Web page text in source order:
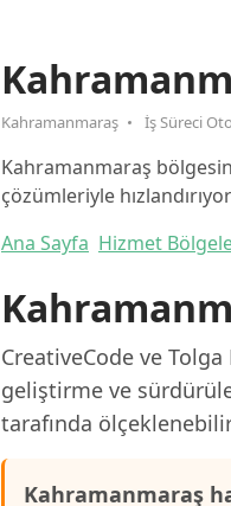
Kahramanmaraş İş Süreci
Kahramanmaraş
çözümleriyle
Ana Sayfa Hizmet
CreativeCode ve
geliştirme ve
tarafında
Kahramanmaraş